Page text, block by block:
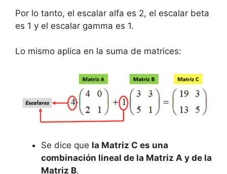
Por lo tanto, el escalar alfa es 2, el escalar beta
es 1 y el escalar gamma es 1.
Lo mismo aplica en la suma de matrices:
Se dice que la Matriz C es una
combinación lineal de la Matriz A y de la
Matriz B.